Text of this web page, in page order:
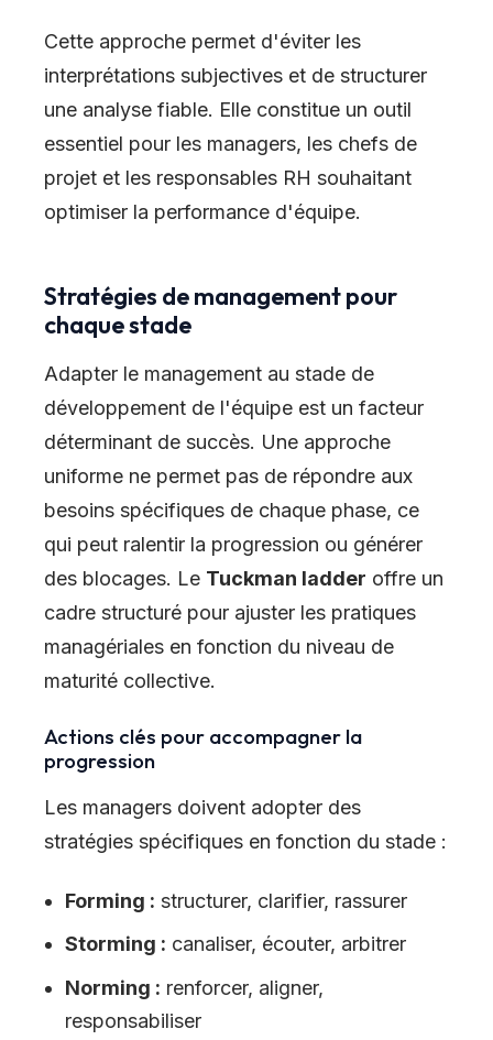
Cette approche permet d'éviter les
interprétations subjectives et de structurer
une analyse fiable. Elle constitue un outil
essentiel pour les managers, les chefs de
projet et les responsables RH souhaitant
optimiser la performance d'équipe.
Stratégies de management pour
chaque stade
Adapter le management au stade de
développement de l'équipe est un facteur
déterminant de succès. Une approche
uniforme ne permet pas de répondre aux
besoins spécifiques de chaque phase, ce
qui peut ralentir la progression ou générer
des blocages. Le Tuckman ladder offre un
cadre structuré pour ajuster les pratiques
managériales en fonction du niveau de
maturité collective.
Actions clés pour accompagner la
progression
Les managers doivent adopter des
stratégies spécifiques en fonction du stade :
Forming : structurer, clarifier, rassurer
Storming : canaliser, écouter, arbitrer
Norming : renforcer, aligner,
responsabiliser